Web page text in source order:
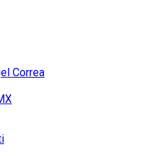
Correa